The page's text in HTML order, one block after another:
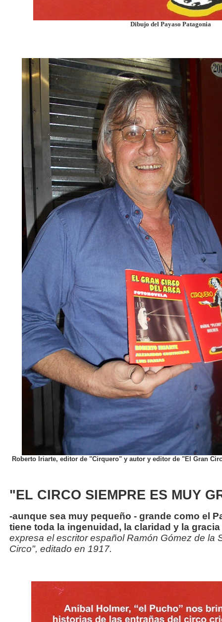
Dibujo del Payaso Patagonia
Roberto Iriarte, editor de "Cirquero" y autor y editor de "El Gran
"EL CIRCO SIEMPRE ES MUY
-aunque sea muy pequeño - grande como el
tiene toda la ingenuidad, la claridad y la
expresa el escritor español Ramón Gómez de la
Circo", editado en 1917.